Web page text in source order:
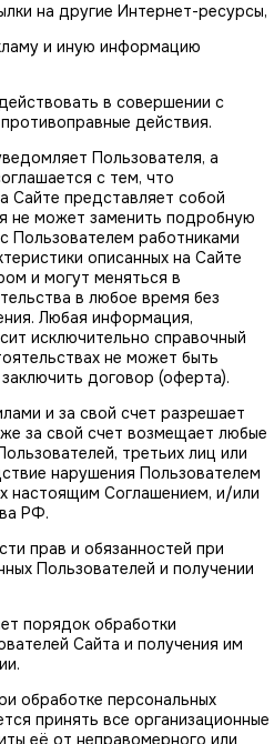
на другие Интернет-ресурсы,
и иную информацию
в совершении с
действия.
Пользователя, а
с тем, что
Сайте представляет собой
может заменить подробную
Пользователем работниками
описанных на Сайте
и могут меняться в
в любое время без
Любая информация,
исключительно справочный
не может быть
договор (оферта).
и за свой счет разрешает
за свой счет возмещает любые
третьих лиц или
нарушения Пользователем
настоящим Соглашением, и/или
РФ.
прав и обязанностей при
Пользователей и получении
порядок обработки
Сайта и получения им
обработке персональных
принять все организационные
её от неправомерного или